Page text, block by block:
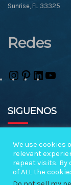
Sunrise, FL 33325
Redes
SIGUENOS
Copyright
We use cookies
relevant
repeat visits. By
of ALL the